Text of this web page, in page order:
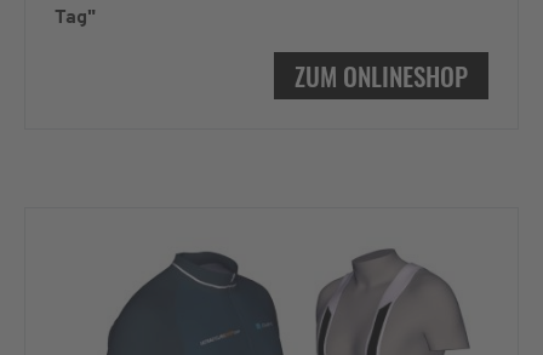
Tag"
ZUM ONLINESHOP